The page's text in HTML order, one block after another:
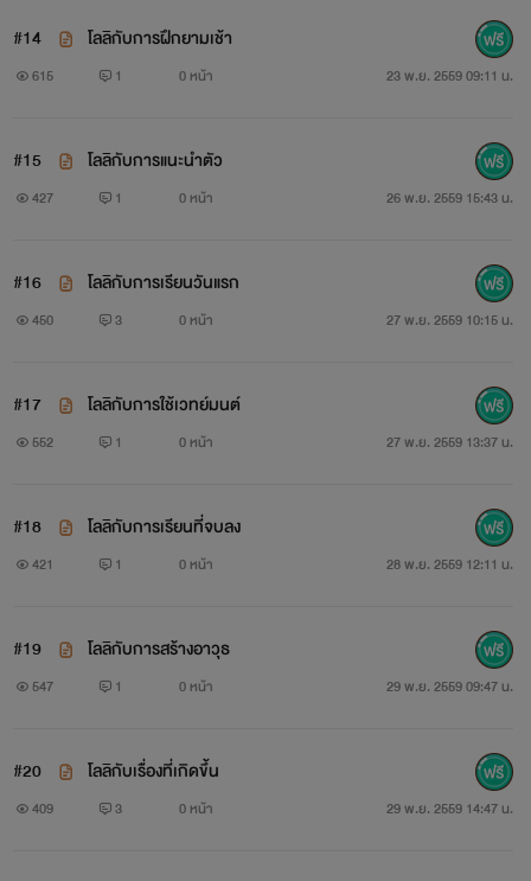
#14 โลลิกับการฝึกยามเช้า
615 1 0 หน้า 23 พ.ย. 2559 09:11 น.
#15 โลลิกับการแนะนำตัว
427 1 0 หน้า 26 พ.ย. 2559 15:43 น.
#16 โลลิกับการเรียนวันแรก
450 3 0 หน้า 27 พ.ย. 2559 10:15 น.
#17 โลลิกับการใช้เวทย์มนต์
552 1 0 หน้า 27 พ.ย. 2559 13:37 น.
#18 โลลิกับการเรียนที่จบลง
421 1 0 หน้า 28 พ.ย. 2559 12:11 น.
#19 โลลิกับการสร้างอาวุธ
547 1 0 หน้า 29 พ.ย. 2559 09:47 น.
#20 โลลิกับเรื่องที่เกิดขึ้น
409 3 0 หน้า 29 พ.ย. 2559 14:47 น.